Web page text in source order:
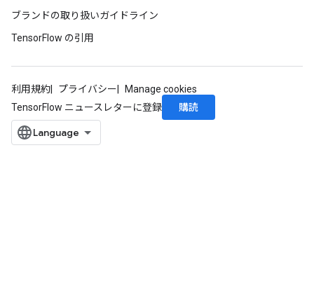
ブランドの取り扱いガイドライン
TensorFlow の引用
利用規約 プライバシー
Manage cookies
TensorFlow ニュースレターに登録
購読